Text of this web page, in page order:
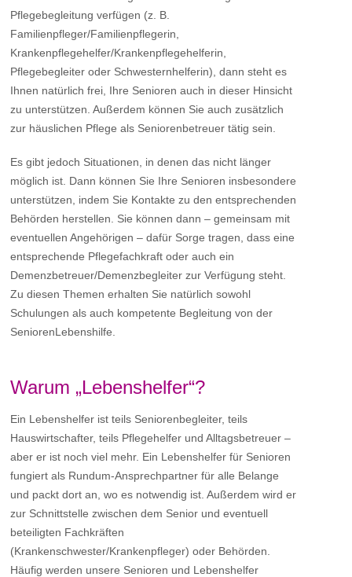
Pflegebegleitung verfügen (z. B.
Familienpfleger/Familienpflegerin,
Krankenpflegehelfer/Krankenpflegehelferin,
Pflegebegleiter oder Schwesternhelferin), dann steht es
Ihnen natürlich frei, Ihre Senioren auch in dieser Hinsicht
zu unterstützen. Außerdem können Sie auch zusätzlich
zur häuslichen Pflege als Seniorenbetreuer tätig sein.
Es gibt jedoch Situationen, in denen das nicht länger
möglich ist. Dann können Sie Ihre Senioren insbesondere
unterstützen, indem Sie Kontakte zu den entsprechenden
Behörden herstellen. Sie können dann – gemeinsam mit
eventuellen Angehörigen – dafür Sorge tragen, dass eine
entsprechende Pflegefachkraft oder auch ein
Demenzbetreuer/Demenzbegleiter zur Verfügung steht.
Zu diesen Themen erhalten Sie natürlich sowohl
Schulungen als auch kompetente Begleitung von der
SeniorenLebenshilfe.
Warum „Lebenshelfer“?
Ein Lebenshelfer ist teils Seniorenbegleiter, teils
Hauswirtschafter, teils Pflegehelfer und Alltagsbetreuer –
aber er ist noch viel mehr. Ein Lebenshelfer für Senioren
fungiert als Rundum-Ansprechpartner für alle Belange
und packt dort an, wo es notwendig ist. Außerdem wird er
zur Schnittstelle zwischen dem Senior und eventuell
beteiligten Fachkräften
(Krankenschwester/Krankenpfleger) oder Behörden.
Häufig werden unsere Senioren und Lebenshelfer